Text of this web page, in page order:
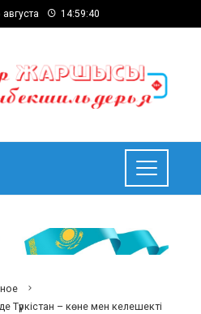
14:59:41
Түркістан – көне мен келешекті